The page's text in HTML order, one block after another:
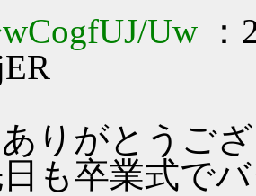
Uw
りがとうご
も卒業式で